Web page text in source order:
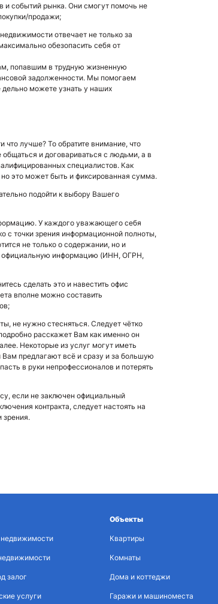
и событий рынка. Они смогут помочь не
продажи;
отвечает не только за
обезопасить себя от
попавшим в трудную жизненную
задолженности. Мы помогаем
можете узнать у наших
что лучше? То обратите внимание, что
и договариваться с людьми, а в
специалистов. Как
но это может быть и фиксированная сумма.
подойти к выбору Вашего
У каждого уважающего себя
с точки зрения информационной полноты,
не только о содержании, но и
официальную информацию (ИНН, ОГРН,
сделать это и навестить офис
вполне можно составить
не нужно стесняться. Следует чётко
расскажет Вам как именно он
Некоторые из услуг могут иметь
предлагают всё и сразу и за большую
в руки непрофессионалов и потерять
если не заключен официальный
контракта, следует настоять на
зрения.
залог
услуги
Объекты
Квартиры
Комнаты
Дома и коттеджи
Гаражи и машиноместа